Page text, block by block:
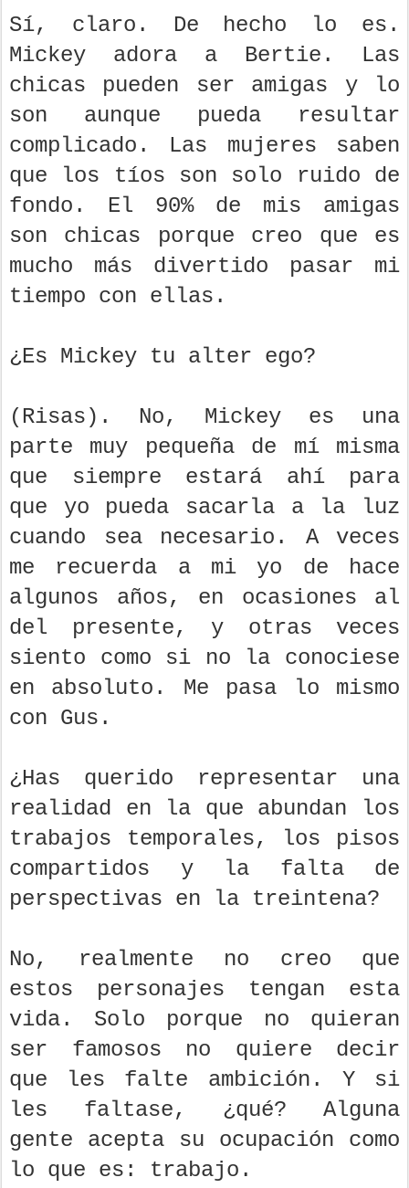
Sí, claro. De hecho lo es.
Mickey adora a Bertie. Las
chicas pueden ser amigas y lo
son aunque pueda resultar
complicado. Las mujeres saben
que los tíos son solo ruido de
fondo. El 90% de mis amigas
son chicas porque creo que es
mucho más divertido pasar mi
tiempo con ellas.
¿Es Mickey tu alter ego?
(Risas). No, Mickey es una
parte muy pequeña de mí misma
que siempre estará ahí para
que yo pueda sacarla a la luz
cuando sea necesario. A veces
me recuerda a mi yo de hace
algunos años, en ocasiones al
del presente, y otras veces
siento como si no la conociese
en absoluto. Me pasa lo mismo
con Gus.
¿Has querido representar una
realidad en la que abundan los
trabajos temporales, los pisos
compartidos y la falta de
perspectivas en la treintena?
No, realmente no creo que
estos personajes tengan esta
vida. Solo porque no quieran
ser famosos no quiere decir
que les falte ambición. Y si
les faltase, ¿qué? Alguna
gente acepta su ocupación como
lo que es: trabajo.